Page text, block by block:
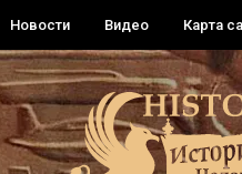
Новости Видео Карта